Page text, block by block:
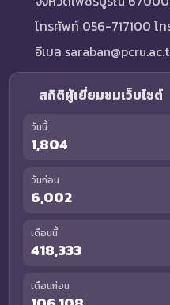
โทรศัพท์ 056-717100 โท
อีเมล
สถิติผู้เยี่ยมชมเว็บไซต์
วันนี้
1,804
วันก่อน
6,002
เดือนนี้
418,333
เดือนก่อน